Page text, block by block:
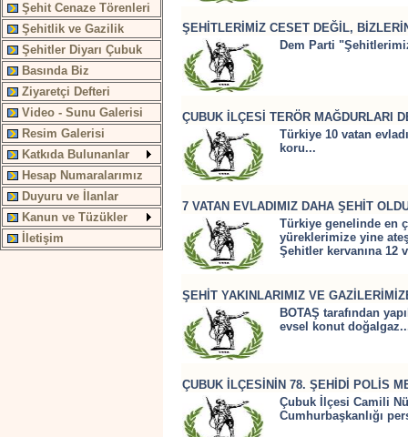
Şehit Cenaze Törenleri
Şehitlik ve Gazilik
Şehitler Diyarı Çubuk
Basında Biz
Ziyaretçi Defteri
Video - Sunu Galerisi
Resim Galerisi
Katkıda Bulunanlar
Hesap Numaralarımız
Duyuru ve İlanlar
Kanun ve Tüzükler
İletişim
ŞEHİTLERİMİZ CESET DEĞİL,
Dem Parti
ÇUBUK İLÇESİ TERÖR MAĞDURLARI
Türkiye 10 vatan
koru...
7 VATAN EVLADIMIZ DAHA ŞEHİT
Türkiye genelinde en
yüreklerimize yine
Şehitler kervanına 12
ŞEHİT YAKINLARIMIZ VE
BOTAŞ tarafından
evsel konut
ÇUBUK İLÇESİNİN 78. ŞEHİDİ POLİS
Çubuk İlçesi Camili
Cumhurbaşkanlığı